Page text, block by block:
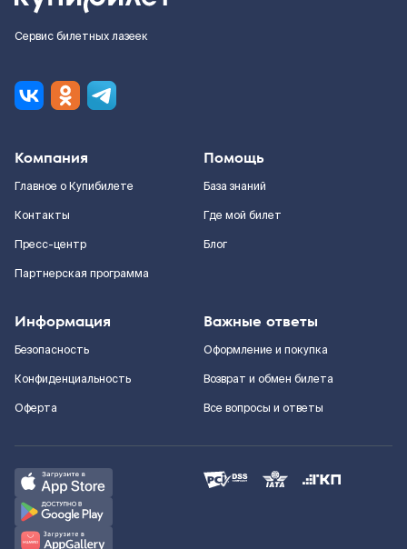
Сервис билетных лазеек
Компания
Главное о Купибилете
Контакты
Пресс-центр
Партнерская программа
Помощь
База знаний
Где мой билет
Блог
Информация
Безопасность
Конфиденциальность
Оферта
Важные ответы
Оформление и покупка
Возврат и обмен билета
Все вопросы и ответы